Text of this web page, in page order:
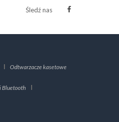
Śledź nas
Odtwarzacze kasetowe
Bluetooth